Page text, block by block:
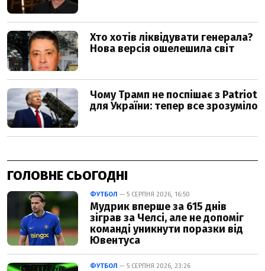
ГОЛОВНЕ СЬОГОДНІ
ФУТБОЛ — 5 СЕРПНЯ 2026, 16:50
Мудрик вперше за 615 днів
зіграв за Челсі, але не допоміг
команді уникнути поразки від
Ювентуса
ФУТБОЛ — 5 СЕРПНЯ 2026, 23:26